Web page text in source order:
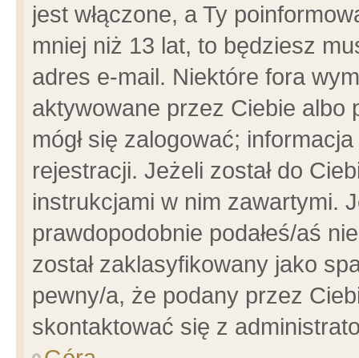
jest włączone, a Ty
mniej niż 13 lat, to będziesz
adres e-mail. Niektóre fora
aktywowane przez Ciebie albo
mógł się zalogować;
rejestracji. Jeżeli został do
instrukcjami w nim zawartymi.
prawdopodobnie podałeś/aś
został zaklasyfikowany jako
pewny/a, że podany przez
skontaktować się z